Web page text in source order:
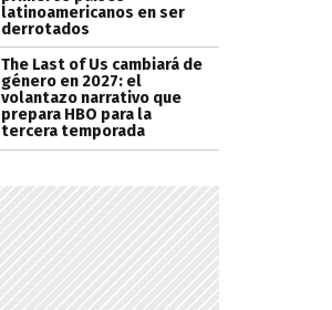
latinoamericanos en ser
derrotados
The Last of Us cambiará de
género en 2027: el
volantazo narrativo que
prepara HBO para la
tercera temporada